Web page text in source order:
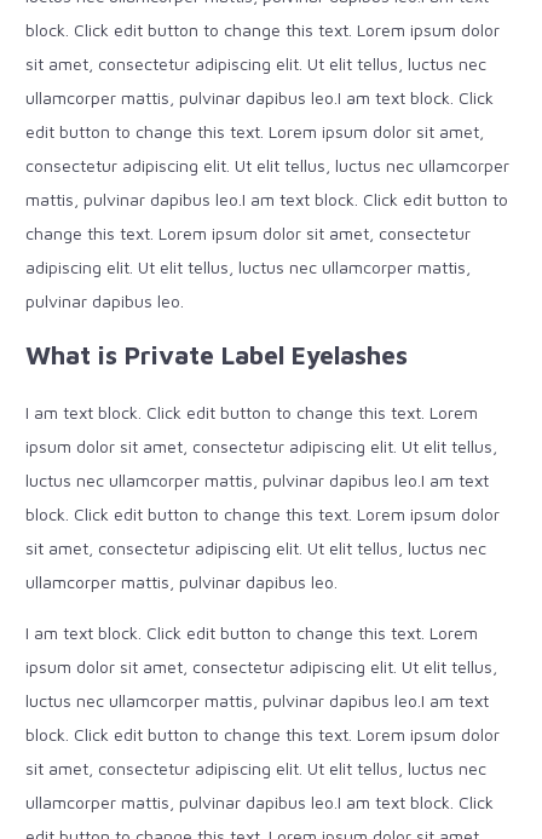
block. Click edit button to change this text. Lorem ipsum dolor
sit amet, consectetur adipiscing elit. Ut elit tellus, luctus nec
ullamcorper mattis, pulvinar dapibus leo.I am text block. Click
edit button to change this text. Lorem ipsum dolor sit amet,
consectetur adipiscing elit. Ut elit tellus, luctus nec ullamcorper
mattis, pulvinar dapibus leo.I am text block. Click edit button to
change this text. Lorem ipsum dolor sit amet, consectetur
adipiscing elit. Ut elit tellus, luctus nec ullamcorper mattis,
pulvinar dapibus leo.
What is Private Label Eyelashes
I am text block. Click edit button to change this text. Lorem
ipsum dolor sit amet, consectetur adipiscing elit. Ut elit tellus,
luctus nec ullamcorper mattis, pulvinar dapibus leo.I am text
block. Click edit button to change this text. Lorem ipsum dolor
sit amet, consectetur adipiscing elit. Ut elit tellus, luctus nec
ullamcorper mattis, pulvinar dapibus leo.
I am text block. Click edit button to change this text. Lorem
ipsum dolor sit amet, consectetur adipiscing elit. Ut elit tellus,
luctus nec ullamcorper mattis, pulvinar dapibus leo.I am text
block. Click edit button to change this text. Lorem ipsum dolor
sit amet, consectetur adipiscing elit. Ut elit tellus, luctus nec
ullamcorper mattis, pulvinar dapibus leo.I am text block. Click